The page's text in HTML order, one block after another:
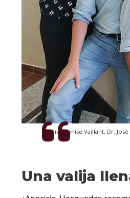
Dra. Denise Vaillant, Dr.
Una valija